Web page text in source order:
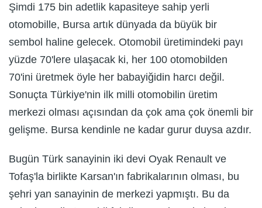
Şimdi 175 bin adetlik kapasiteye sahip yerli
otomobille, Bursa artık dünyada da büyük bir
sembol haline gelecek. Otomobil üretimindeki payı
yüzde 70'lere ulaşacak ki, her 100 otomobilden
70'ini üretmek öyle her babayiğidin harcı değil.
Sonuçta Türkiye'nin ilk milli otomobilin üretim
merkezi olması açısından da çok ama çok önemli bir
gelişme. Bursa kendinle ne kadar gurur duysa azdır.
Bugün Türk sanayinin iki devi Oyak Renault ve
Tofaş'la birlikte Karsan'ın fabrikalarının olması, bu
şehri yan sanayinin de merkezi yapmıştı. Bu da